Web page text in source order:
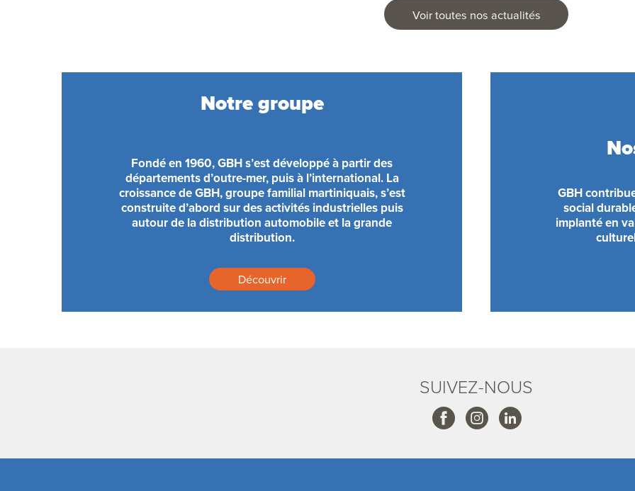
Voir toutes nos actualités
Notre groupe
Fondé en 1960, GBH s’est développé à partir des
départements d’outre-mer, puis à l’international. La
croissance de GBH, groupe familial martiniquais, s’est
construite d’abord sur des activités industrielles puis
autour de la distribution automobile et la grande
distribution.
Découvrir
GBH
social
implanté en
SUIVEZ-NOUS